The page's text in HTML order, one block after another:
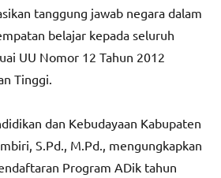
tanggung jawab negara dalam
belajar kepada seluruh
UU Nomor 12 Tahun 2012
Tinggi.
dan Kebudayaan Kabupaten
S.Pd., M.Pd., mengungkapkan
Program ADik tahun